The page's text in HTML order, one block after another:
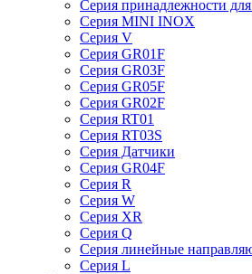
Серия принадлежности
Серия MINI INOX
Серия V
Серия GR01F
Серия GR03F
Серия GR05F
Серия GR02F
Серия RT01
Серия RT03S
Серия Датчики
Серия GR04F
Серия R
Серия W
Серия XR
Серия Q
Серия линейные
Серия L